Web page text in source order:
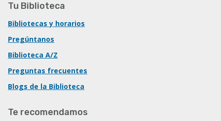
Tu Biblioteca
Bibliotecas y horarios
Pregúntanos
Biblioteca A/Z
Preguntas frecuentes
Blogs de la Biblioteca
Te recomendamos